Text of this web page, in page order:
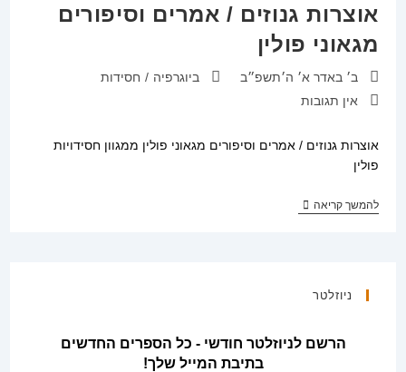
הלוי
סולובייצ'יק
מבריסק
אוצרות גנוזים / אמרים וסיפורים
מגאוני פולין
פורסם:ב׳ באדר א׳ ה׳תשפ״ב קטגוריה:
ביוגרפיה / חסידות
תגובות:אין תגובות
אוצרות גנוזים / אמרים וסיפורים מגאוני פולין ממגוון חסידויות
פולין
להמשך קריאהאוצרות
פוליןניוזלטר
הרשם לניוזלטר חודשי - כל הספרים החדשים
בתיבת המייל שלך!